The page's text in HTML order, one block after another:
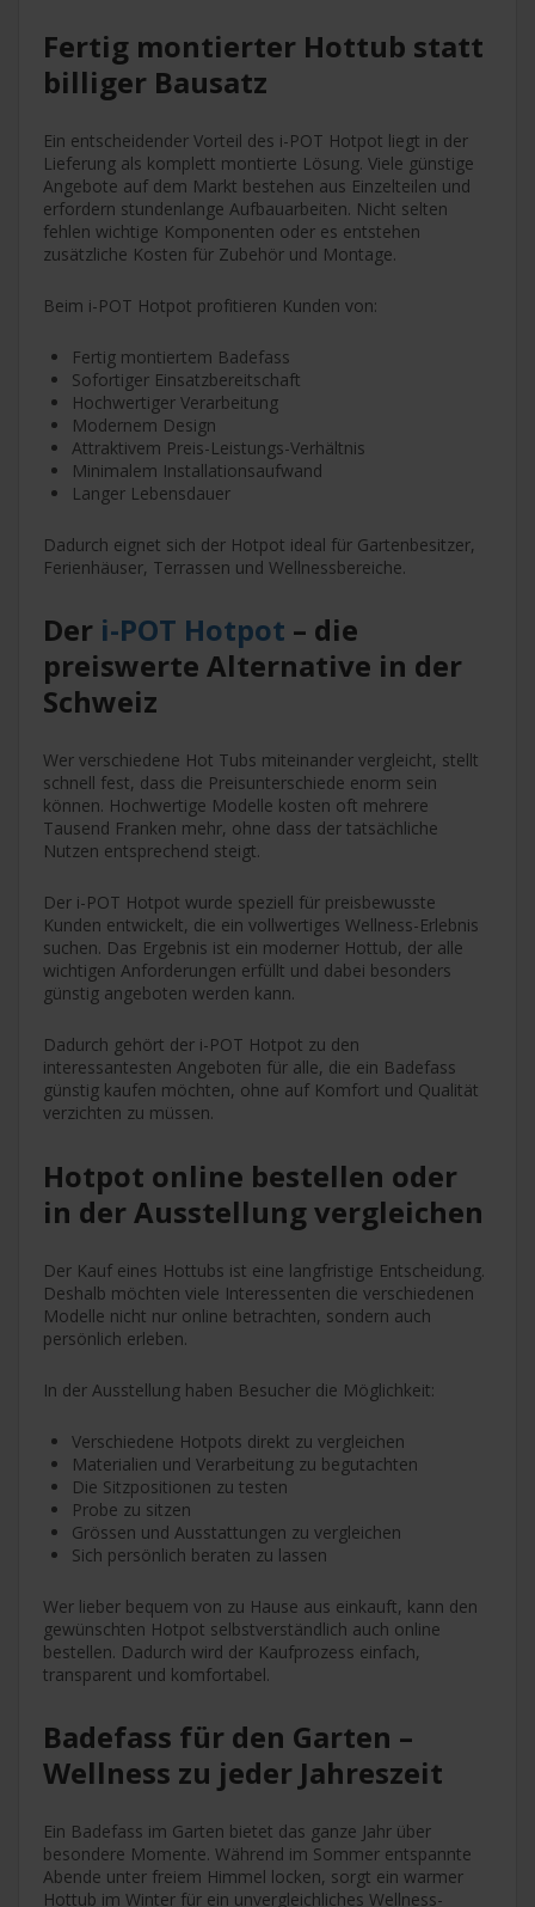
Fertig montierter Hottub statt
billiger Bausatz
Ein entscheidender Vorteil des i-POT Hotpot liegt in der
Lieferung als komplett montierte Lösung. Viele günstige
Angebote auf dem Markt bestehen aus Einzelteilen und
erfordern stundenlange Aufbauarbeiten. Nicht selten
fehlen wichtige Komponenten oder es entstehen
zusätzliche Kosten für Zubehör und Montage.
Beim i-POT Hotpot profitieren Kunden von:
Fertig montiertem Badefass
Sofortiger Einsatzbereitschaft
Hochwertiger Verarbeitung
Modernem Design
Attraktivem Preis-Leistungs-Verhältnis
Minimalem Installationsaufwand
Langer Lebensdauer
Dadurch eignet sich der Hotpot ideal für Gartenbesitzer,
Ferienhäuser, Terrassen und Wellnessbereiche.
Der i-POT Hotpot – die
preiswerte Alternative in der
Schweiz
Wer verschiedene Hot Tubs miteinander vergleicht, stellt
schnell fest, dass die Preisunterschiede enorm sein
können. Hochwertige Modelle kosten oft mehrere
Tausend Franken mehr, ohne dass der tatsächliche
Nutzen entsprechend steigt.
Der i-POT Hotpot wurde speziell für preisbewusste
Kunden entwickelt, die ein vollwertiges Wellness-Erlebnis
suchen. Das Ergebnis ist ein moderner Hottub, der alle
wichtigen Anforderungen erfüllt und dabei besonders
günstig angeboten werden kann.
Dadurch gehört der i-POT Hotpot zu den
interessantesten Angeboten für alle, die ein Badefass
günstig kaufen möchten, ohne auf Komfort und Qualität
verzichten zu müssen.
Hotpot online bestellen oder
in der Ausstellung vergleichen
Der Kauf eines Hottubs ist eine langfristige Entscheidung.
Deshalb möchten viele Interessenten die verschiedenen
Modelle nicht nur online betrachten, sondern auch
persönlich erleben.
In der Ausstellung haben Besucher die Möglichkeit:
Verschiedene Hotpots direkt zu vergleichen
Materialien und Verarbeitung zu begutachten
Die Sitzpositionen zu testen
Probe zu sitzen
Grössen und Ausstattungen zu vergleichen
Sich persönlich beraten zu lassen
Wer lieber bequem von zu Hause aus einkauft, kann den
gewünschten Hotpot selbstverständlich auch online
bestellen. Dadurch wird der Kaufprozess einfach,
transparent und komfortabel.
Badefass für den Garten –
Wellness zu jeder Jahreszeit
Ein Badefass im Garten bietet das ganze Jahr über
besondere Momente. Während im Sommer entspannte
Abende unter freiem Himmel locken, sorgt ein warmer
Hottub im Winter für ein unvergleichliches Wellness-